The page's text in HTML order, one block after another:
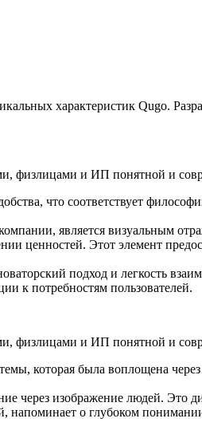
характеристик Qugo.
что соответствует
является визуальным
ценностей. Этот элемент
подход и легкость
к потребностям пользователей.
которая была воплощена
через изображение людей.
о глубоком